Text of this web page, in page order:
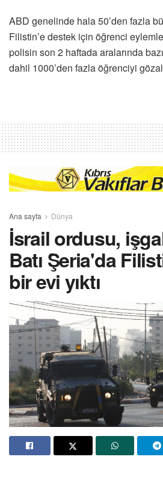
ABD genelinde hala 50’den fazla
Filistin’e destek için öğrenci
polisin son 2 haftada aralarında
dahil 1000’den fazla öğrenciyi
Ana sayfa Dünya
İsrail ordusu,
Batı Şeria'da
bir evi yıktı